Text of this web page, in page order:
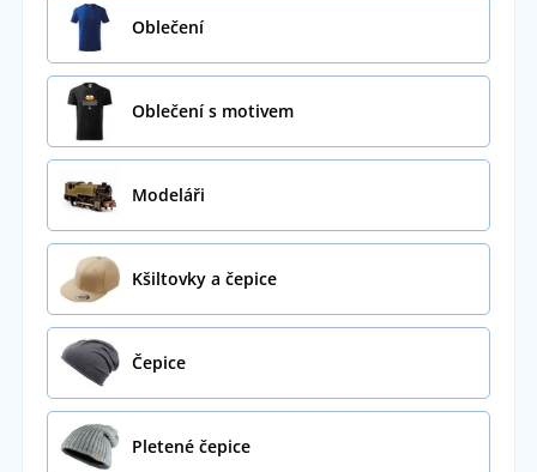
Oblečení
Oblečení s motivem
Modeláři
Kšiltovky a čepice
Čepice
Pletené čepice